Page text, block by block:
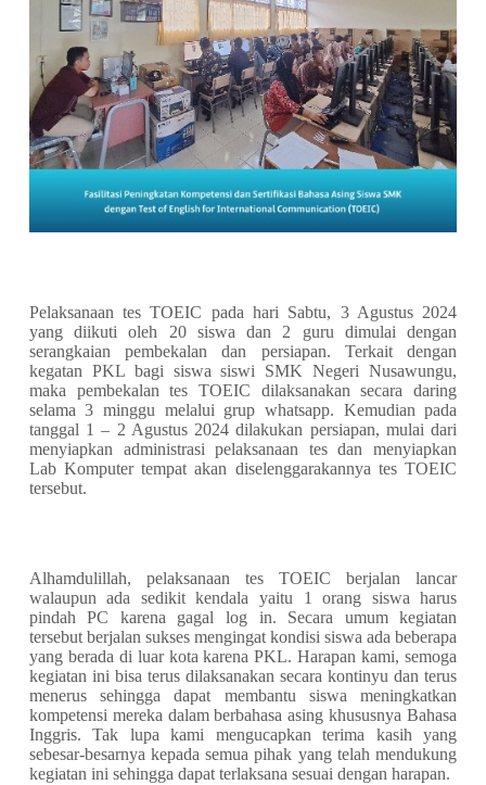
Pelaksanaan tes TOEIC pada hari Sabtu, 3 Agustus 2024
yang diikuti oleh 20 siswa dan 2 guru dimulai dengan
serangkaian pembekalan dan persiapan. Terkait dengan
kegatan PKL bagi siswa siswi SMK Negeri Nusawungu,
maka pembekalan tes TOEIC dilaksanakan secara daring
selama 3 minggu melalui grup whatsapp. Kemudian pada
tanggal 1 – 2 Agustus 2024 dilakukan persiapan, mulai dari
menyiapkan administrasi pelaksanaan tes dan menyiapkan
Lab Komputer tempat akan diselenggarakannya tes TOEIC
tersebut.
Alhamdulillah, pelaksanaan tes TOEIC berjalan lancar
walaupun ada sedikit kendala yaitu 1 orang siswa harus
pindah PC karena gagal log in. Secara umum kegiatan
tersebut berjalan sukses mengingat kondisi siswa ada beberapa
yang berada di luar kota karena PKL. Harapan kami, semoga
kegiatan ini bisa terus dilaksanakan secara kontinyu dan terus
menerus sehingga dapat membantu siswa meningkatkan
kompetensi mereka dalam berbahasa asing khususnya Bahasa
Inggris. Tak lupa kami mengucapkan terima kasih yang
sebesar-besarnya kepada semua pihak yang telah mendukung
kegiatan ini sehingga dapat terlaksana sesuai dengan harapan.